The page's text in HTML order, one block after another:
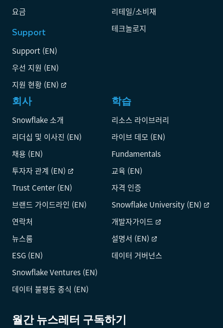
월간 뉴스레터 구독하기
요금
Support
Support (EN)
우선 지원 (EN)
지원 현황 (EN)
리테일/소비재
테크놀로지
회사
Snowflake 소개
리더십 및 이사진 (EN)
채용 (EN)
투자자 관계 (EN)
Trust Center (EN)
브랜드 가이드라인 (EN)
연락처
뉴스룸
ESG (EN)
Snowflake Ventures (EN)
데이터 불평등 종식 (EN)
학습
리소스 라이브러리
라이브 데모 (EN)
Fundamentals
교육 (EN)
자격 인증
Snowflake University (EN)
개발자가이드
설명서 (EN)
데이터 거버넌스